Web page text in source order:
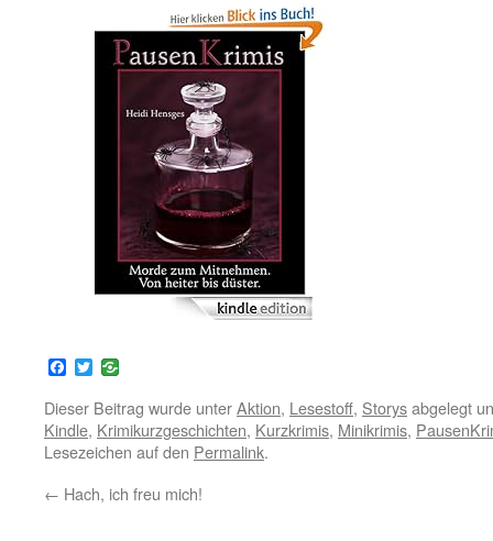
Facebook
Twitter
Dieser Beitrag wurde unterAktion, Lesestoff, Storysabgelegt
Kindle, Krimikurzgeschichten, Kurzkrimis, Minikrimis,
Lesezeichen auf den Permalink.
← Hach, ich freu mich!